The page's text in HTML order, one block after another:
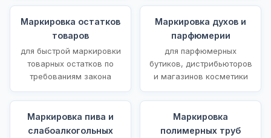
Маркировка остатков
товаров
для быстрой маркировки
товарных остатков по
требованиям закона
Маркировка духов и
парфюмерии
для парфюмерных
бутиков, дистрибьюторов
и магазинов косметики
Маркировка пива и
слабоалкогольных
Маркировка
полимерных труб